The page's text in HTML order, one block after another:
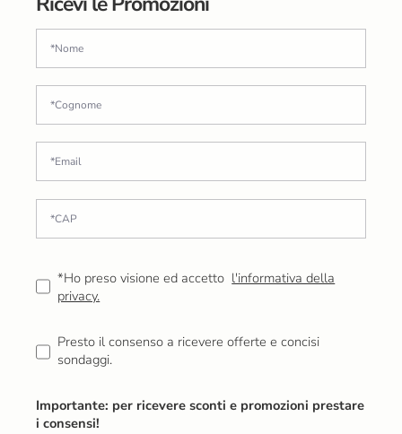
*Ho preso visione ed accetto l'informativa della
privacy.
Presto il consenso a ricevere offerte e concisi
sondaggi.
Importante: per ricevere sconti e promozioni prestare
i consensi!